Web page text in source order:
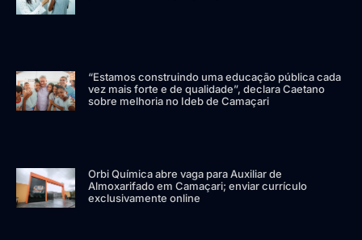
“Estamos construindo uma educação pública cada
vez mais forte e de qualidade”, declara Caetano
sobre melhoria no Ideb de Camaçari
Orbi Química abre vaga para Auxiliar de
Almoxarifado em Camaçari; enviar currículo
exclusivamente online